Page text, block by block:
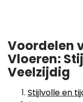
Voordelen
Vloeren:
Veelzijdig
Stijlvolle en